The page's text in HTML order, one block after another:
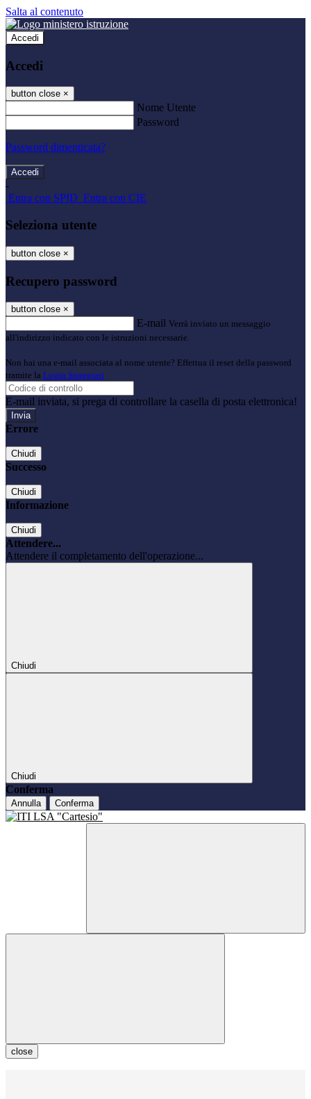
Salta al contenuto
Accedi
Accedi
button close ×
Nome Utente
Password
Password dimenticata?
-
Entra con SPID Entra con CIE
Seleziona utente
button close ×
Recupero password
button close ×
E-mail Verrà inviato un messaggio
all'indirizzo indicato con le istruzioni necessarie.
Non hai una e-mail associata al nome utente? Effettua il reset della password
tramite la Login Spaggiari
E-mail inviata, si prega di controllare la casella di posta elettronica!
Errore
Chiudi
Successo
Chiudi
Informazione
Chiudi
Attendere...
Attendere il completamento dell'operazione...
Chiudi
Chiudi
Conferma
Annulla Conferma
close